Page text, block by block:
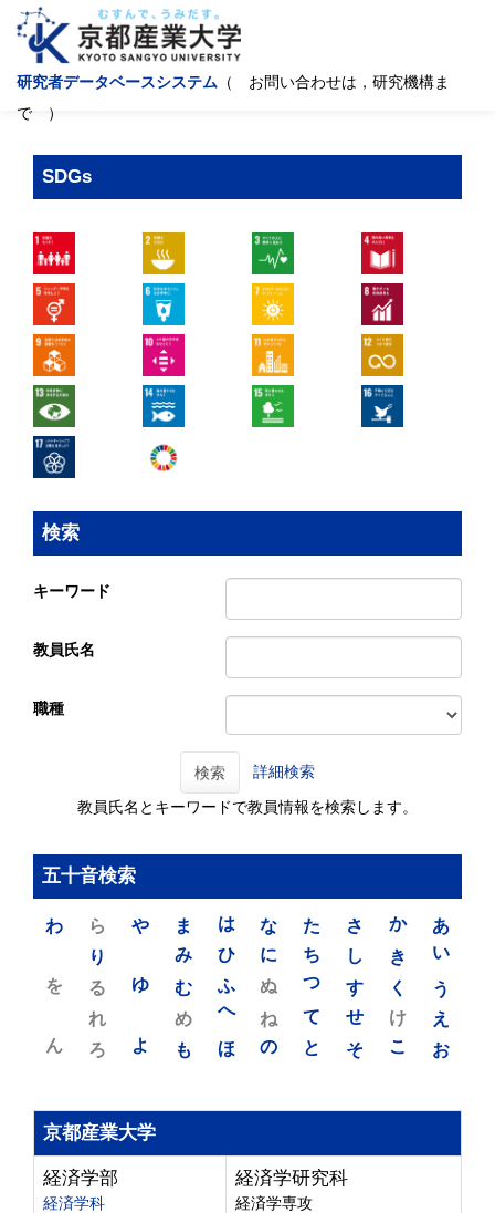
研究者データベースシステム （ お問い合わせは，研究機構ま
で ）
SDGs
検索
キーワード
教員氏名
職種
検索 詳細検索
教員氏名とキーワードで教員情報を検索します。
五十音検索
あ
い
う
え
お
か
き
く
け
こ
さ
し
す
せ
そ
た
ち
つ
て
と
な
に
ぬ
ね
の
は
ひ
ふ
へ
ほ
ま
み
む
め
も
や
ゆ
よ
ら
り
る
れ
ろ
わ
を
ん
京都産業大学
経済学部
経済学科
経済学研究科
経済学専攻